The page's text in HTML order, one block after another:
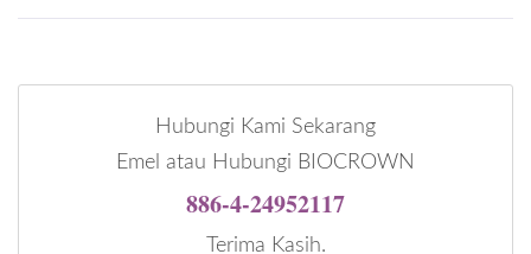
Hubungi Kami Sekarang
Emel atau Hubungi BIOCROWN
886-4-24952117
Terima Kasih.